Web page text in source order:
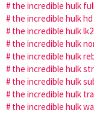
the incredible hulk
the incredible hulk
the incredible hulk
the incredible hulk
the incredible hulk
the incredible hulk
the incredible hulk
the incredible hulk
the incredible hulk